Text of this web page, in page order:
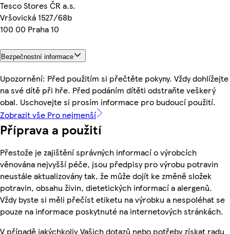
Tesco Stores ČR a.s.
Vršovická 1527/68b
100 00 Praha 10
Bezpečnostní informace
Upozornění: Před použitím si přečtěte pokyny. Vždy dohlížejte
na své dítě při hře. Před podáním dítěti odstraňte veškerý
obal. Uschovejte si prosím informace pro budoucí použití.
Zobrazit vše Pro nejmenší
Příprava a použití
Přestože je zajištění správných informací o výrobcích
věnována nejvyšší péče, jsou předpisy pro výrobu potravin
neustále aktualizovány tak, že může dojít ke změně složek
potravin, obsahu živin, dietetických informací a alergenů.
Vždy byste si měli přečíst etiketu na výrobku a nespoléhat se
pouze na informace poskytnuté na internetových stránkách.
V případě jakýchkoliv Vašich dotazů nebo potřeby získat radu